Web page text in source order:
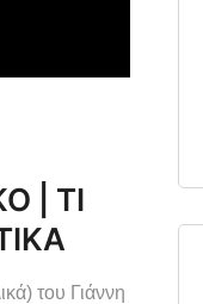
| ΤΙ
του Γιάννη